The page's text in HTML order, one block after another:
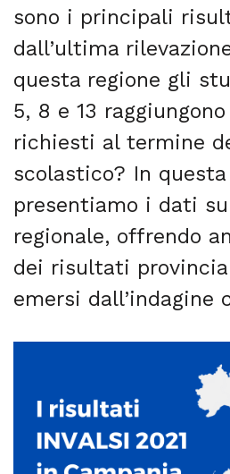
sono i principali
dall’ultima
questa regione gli
5, 8 e 13
richiesti al termine
scolastico? In questa
presentiamo i dati
regionale, offrendo
dei risultati
emersi dall’indagine